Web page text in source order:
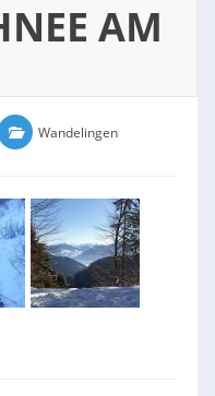
AM
Wandelingen